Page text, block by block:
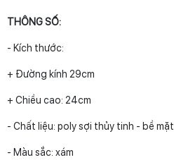
THÔNG SỐ:
- Kích thước:
+ Đường kính 29cm
+ Chiều cao: 24cm
- Chất liệu: poly sợi thủy tinh - bề
- Màu sắc: xám